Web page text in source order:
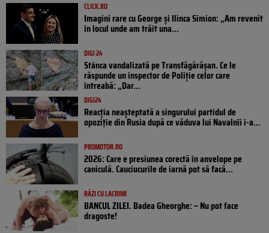
CLICK.RO
Imagini rare cu George și Ilinca Simion: „Am revenit
în locul unde am trăit una...
DIGI 24
Stânca vandalizată pe Transfăgărășan. Ce le
răspunde un inspector de Poliție celor care
întreabă: „Dar...
DIGI24
Reacția neașteptată a singurului partidul de
opoziţie din Rusia după ce văduva lui Navalnîi i-a...
PROMOTOR.RO
2026: Care e presiunea corectă în anvelope pe
caniculă. Cauciucurile de iarnă pot să facă...
RÂZI CU LACRIMI
BANCUL ZILEI. Badea Gheorghe: – Nu pot face
dragoste!